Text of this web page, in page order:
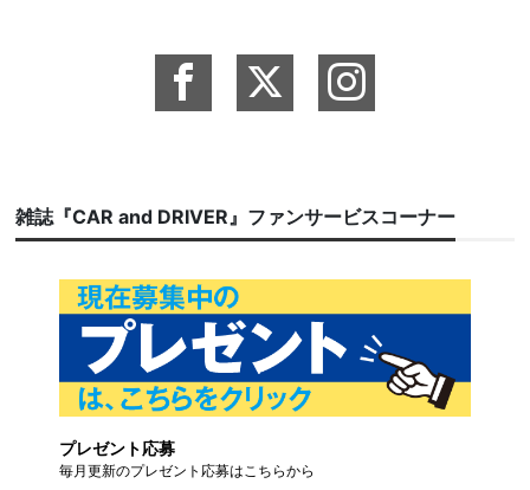
雑誌『CAR and DRIVER』ファンサービスコーナー
プレゼント応募
毎月更新のプレゼント応募はこちらから